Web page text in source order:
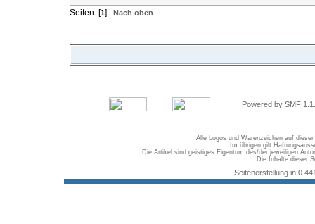
Seiten: [1] Nach oben
Powered by SMF
Alle Logos und Warenzeichen auf
Im übrigen gilt
Die Artikel sind geistiges Eigentum des/der jeweiligen
Die Inhalte dieser
Seitenerstellung in